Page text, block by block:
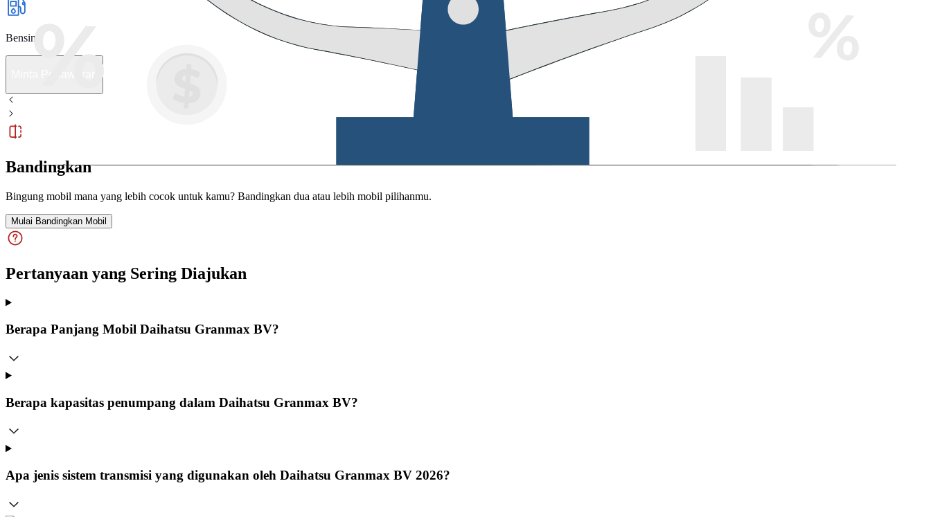
Bensin
Bandingkan
Bingung mobil mana yang lebih cocok untuk kamu? Bandingkan dua atau lebih mobil pilihanmu.
Mulai Bandingkan Mobil
Pertanyaan yang Sering Diajukan
Berapa Panjang Mobil Daihatsu Granmax BV?
Berapa kapasitas penumpang dalam Daihatsu Granmax BV?
Apa jenis sistem transmisi yang digunakan oleh Daihatsu Granmax BV 2026?